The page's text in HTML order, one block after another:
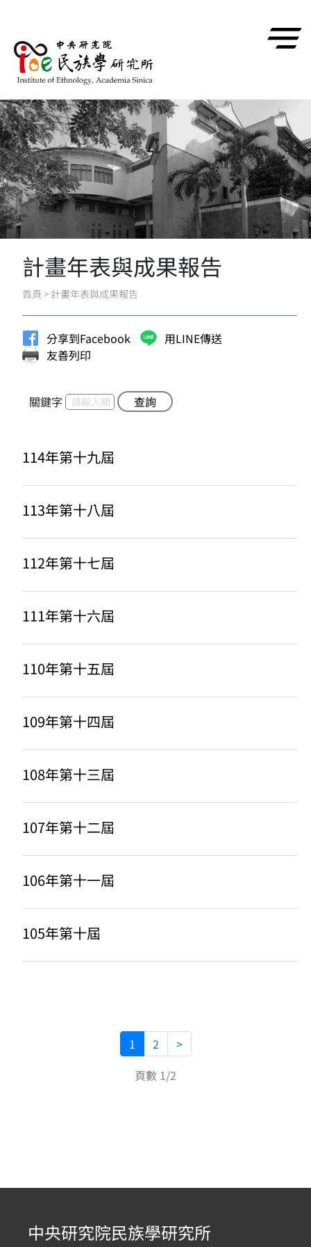
計畫年表與成果報告
首頁 > 計畫年表與成果報告
分享到Facebook
用LINE傳送
友善列印
關鍵字 查詢
114年第十九屆
113年第十八屆
112年第十七屆
111年第十六屆
110年第十五屆
109年第十四屆
108年第十三屆
107年第十二屆
106年第十一屆
105年第十屆
1 2
>
頁數 1/2
中央研究院民族學研究所